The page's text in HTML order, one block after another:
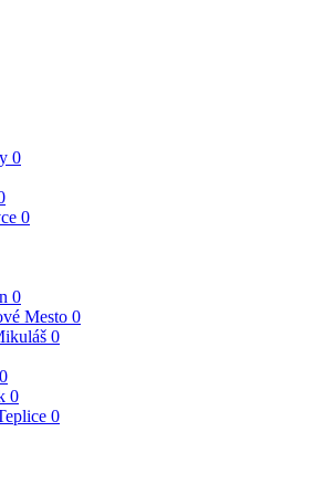
0
0
0
Mesto 0
0
0
0
0